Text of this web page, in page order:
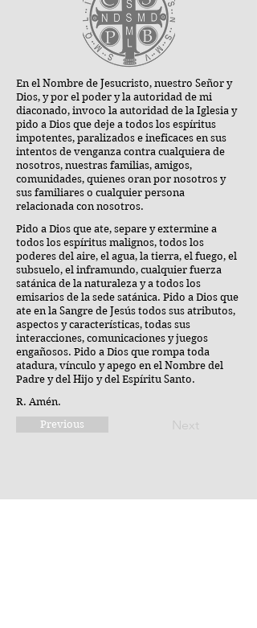
En el Nombre de Jesucristo, nuestro Señor y
Dios, y por el poder y la autoridad de mi
diaconado, invoco la autoridad de la Iglesia y
pido a Dios que deje a todos los espíritus
impotentes, paralizados e ineficaces en sus
intentos de venganza contra cualquiera de
nosotros, nuestras familias, amigos,
comunidades, quienes oran por nosotros y
sus familiares o cualquier persona
relacionada con nosotros.
Pido a Dios que ate, separe y extermine a
todos los espíritus malignos, todos los
poderes del aire, el agua, la tierra, el fuego, el
subsuelo, el inframundo, cualquier fuerza
satánica de la naturaleza y a todos los
emisarios de la sede satánica. Pido a Dios que
ate en la Sangre de Jesús todos sus atributos,
aspectos y características, todas sus
interacciones, comunicaciones y juegos
engañosos. Pido a Dios que rompa toda
atadura, vínculo y apego en el Nombre del
Padre y del Hijo y del Espíritu Santo.
R. Amén.
Previous
Next